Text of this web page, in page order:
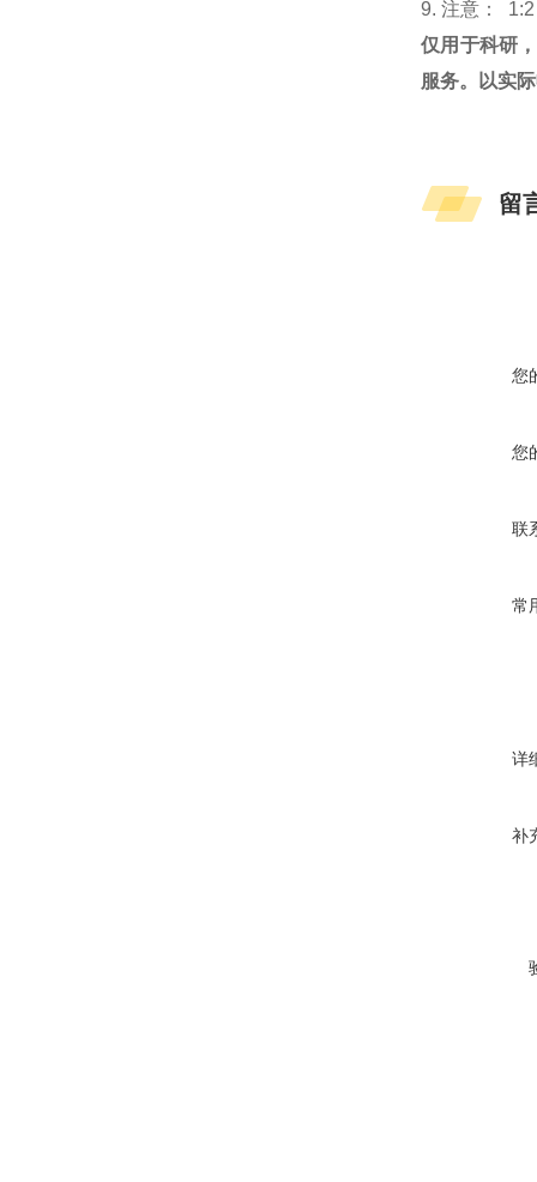
9. 注意： 1:2
仅用于科研
服务。以实
留
您
您
联
常
详
补